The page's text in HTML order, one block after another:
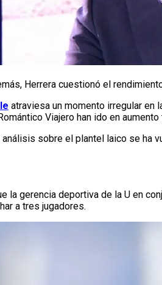
Herrera cuestionó el
atraviesa un momento irregular en
Viajero han ido en
análisis sobre el plantel laico se ha
la gerencia deportiva de la U en
a tres jugadores.